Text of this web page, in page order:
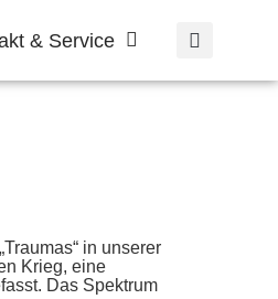
& Service
in unserer
Krieg, eine
Das Spektrum